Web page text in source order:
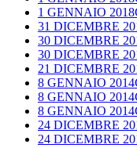
1 GENNAIO 2018
31 DICEMBRE
30 DICEMBRE
30 DICEMBRE
21 DICEMBRE
8 GENNAIO 2014
8 GENNAIO 2014
8 GENNAIO 2014
24 DICEMBRE
24 DICEMBRE